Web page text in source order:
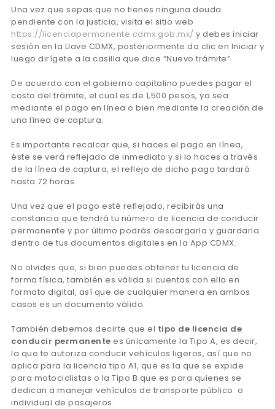
Una vez que sepas que no tienes ninguna deuda
pendiente con la justicia, visita el sitio web
https://licenciapermanente.cdmx.gob.mx/ y debes iniciar
sesión en la Llave CDMX, posteriormente da clic en Iniciar y
luego dirígete a la casilla que dice “Nuevo trámite”.
De acuerdo con el gobierno capitalino puedes pagar el
costo del trámite, el cual es de 1,500 pesos, ya sea
mediante el pago en línea o bien mediante la creación de
una línea de captura.
Es importante recalcar que, si haces el pago en línea,
éste se verá reflejado de inmediato y si lo haces a través
de la línea de captura, el reflejo de dicho pago tardará
hasta 72 horas.
Una vez que el pago esté reflejado, recibirás una
constancia que tendrá tu número de licencia de conducir
permanente y por último podrás descargarla y guardarla
dentro de tus documentos digitales en la App CDMX.
No olvides que, si bien puedes obtener tu licencia de
forma física, también es válida si cuentas con ella en
formato digital, así que de cualquier manera en ambos
casos es un documento válido.
También debemos decirte que el tipo de licencia de
conducir permanente es únicamente la Tipo A, es decir,
la que te autoriza conducir vehículos ligeros, así que no
aplica para la licencia tipo A1, que es la que se expide
para motociclistas o la Tipo B que es para quienes se
dedican a manejar vehículos de transporte público o
individual de pasajeros.